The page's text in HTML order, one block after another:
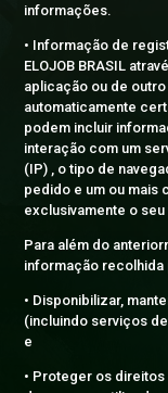
informações.
• Informação de
ELOJOB BRASIL
aplicação ou de
automaticamente
podem incluir
interação com um
(IP) , o tipo de
pedido e um ou mais
exclusivamente o
Para além do
informação recolhida
• Disponibilizar,
(incluindo serviços
e
• Proteger os direitos